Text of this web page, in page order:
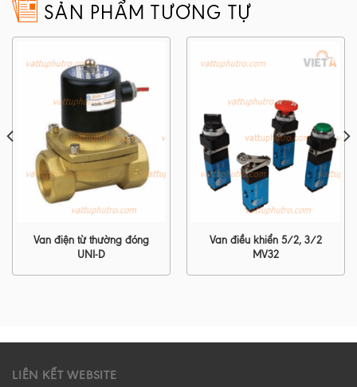
SẢN PHẨM TƯƠNG TỰ
Van điện từ thường đóng
UNI-D
Van điều khiển 5/2, 3/2
MV32
LIÊN KẾT WEBSITE